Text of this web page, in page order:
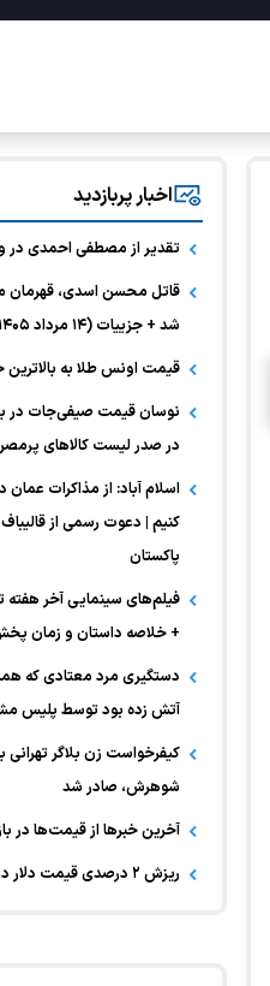
اخبار پربازدید
تقدیر از مصطفی احمدی در
قاتل محسن اسدی، قهرمان
شد + جزییات (۱۴ مرداد ۱۴۰۵)
قیمت اونس طلا به بالاترین حد خود در ۷
نوسان قیمت صیفی‌جات در
در صدر لیست کالا‌های
اسلام آباد: از مذاکرات
کنیم | دعوت رسمی از
پاکستان
+ خلاصه داستان و زمان
دستگیری مرد معتادی که
آتش زده بود توسط پلیس
کیفرخواست زن بلاگر
شوهرش، صادر شد
آخرین خبر‌ها از قیمت‌ها در
ریزش ۲ درصدی قیمت دلار در بازار آزاد مشهد+ علت